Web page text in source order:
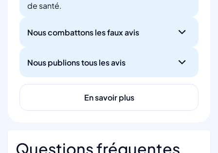
de santé.
Nous combattons les faux avis
Nous publions tous les avis
En savoir plus
Questions fréquentes